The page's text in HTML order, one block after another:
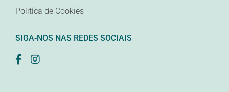
Politíca de Cookies
SIGA-NOS NAS REDES SOCIAIS